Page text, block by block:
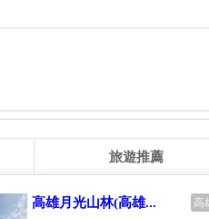
旅遊推薦
高
高雄月光山林(高雄...